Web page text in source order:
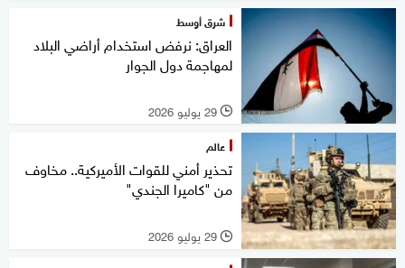
شرق أوسط
العراق: نرفض استخدام أراضي البلاد
لمهاجمة دول الجوار
l 29 يوليو 2026
عالم
تحذير أمني للقوات الأميركية.. مخاوف
من "كاميرا الجندي"
l 29 يوليو 2026